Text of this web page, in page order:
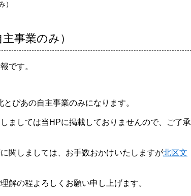
）
事業のみ）
です。
ぴあの自主事業のみになります。
ましては当HPに掲載しておりませんので、ご了承
関しましては、お手数おかけいたしますが北区文
解の程よろしくお願い申し上げます。